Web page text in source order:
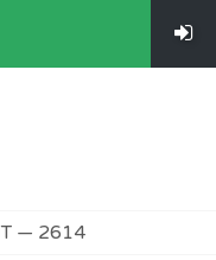
— 2614